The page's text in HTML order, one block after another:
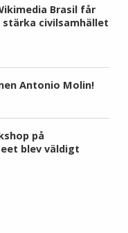
Brasil får
civilsamhället
Antonio Molin!
på
blev väldigt